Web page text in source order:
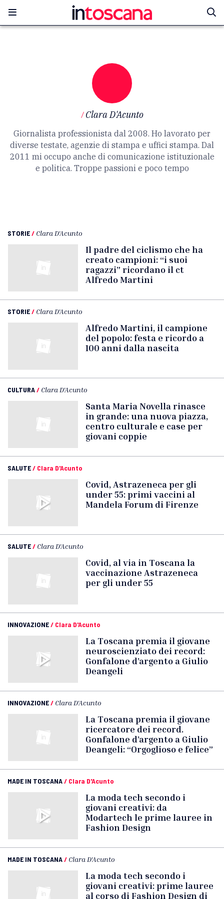
/Clara D'Acunto
Giornalista professionista dal 2008. Ho lavorato per
diverse testate, agenzie di stampa e uffici stampa. Dal
2011 mi occupo anche di comunicazione istituzionale
e politica. Troppe passioni e poco tempo
STORIE/ Clara D'Acunto
Il padre del ciclismo che ha
creato campioni: “i suoi
ragazzi” ricordano il ct
Alfredo Martini
STORIE/ Clara D'Acunto
Alfredo Martini, il campione
del popolo: festa e ricordo a
100 anni dalla nascita
CULTURA/ Clara D'Acunto
Santa Maria Novella rinasce
in grande: una nuova piazza,
centro culturale e case per
giovani coppie
SALUTE/ Clara D'Acunto
Covid, Astrazeneca per gli
under 55: primi vaccini al
Mandela Forum di Firenze
SALUTE/ Clara D'Acunto
Covid, al via in Toscana la
vaccinazione Astrazeneca
per gli under 55
INNOVAZIONE/ Clara D'Acunto
La Toscana premia il giovane
neuroscienziato dei record:
Gonfalone d’argento a Giulio
Deangeli
INNOVAZIONE/ Clara D'Acunto
La Toscana premia il giovane
ricercatore dei record.
Gonfalone d’argento a Giulio
Deangeli: “Orgoglioso e felice”
MADE IN TOSCANA/ Clara D'Acunto
La moda tech secondo i
giovani creativi: da
Modartech le prime lauree in
Fashion Design
MADE IN TOSCANA/ Clara D'Acunto
La moda tech secondo i
giovani creativi: prime lauree
al corso di Fashion Design di